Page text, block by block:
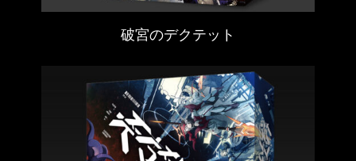
破宮のデクテット